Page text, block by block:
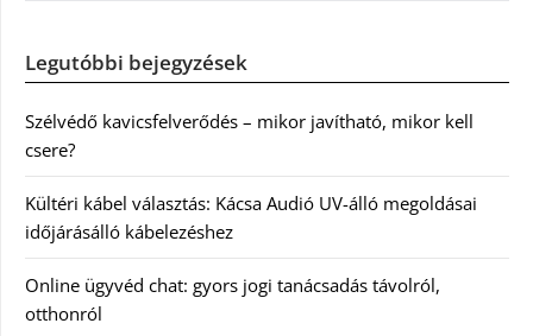
Legutóbbi bejegyzések
Szélvédő kavicsfelverődés – mikor javítható, mikor kell
csere?
Kültéri kábel választás: Kácsa Audió UV-álló megoldásai
időjárásálló kábelezéshez
Online ügyvéd chat: gyors jogi tanácsadás távolról,
otthonról